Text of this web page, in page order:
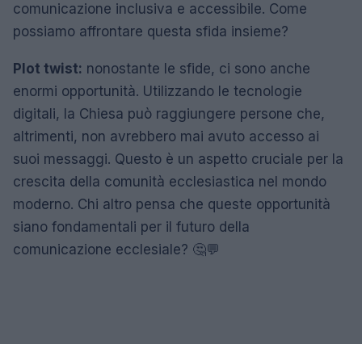
comunicazione inclusiva e accessibile. Come
possiamo affrontare questa sfida insieme?
Plot twist: nonostante le sfide, ci sono anche
enormi opportunità. Utilizzando le tecnologie
digitali, la Chiesa può raggiungere persone che,
altrimenti, non avrebbero mai avuto accesso ai
suoi messaggi. Questo è un aspetto cruciale per la
crescita della comunità ecclesiastica nel mondo
moderno. Chi altro pensa che queste opportunità
siano fondamentali per il futuro della
comunicazione ecclesiale? 🤔💬